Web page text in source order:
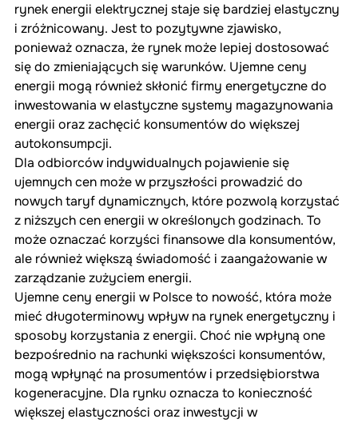
rynek energii elektrycznej staje się bardziej elastyczny
i zróżnicowany. Jest to pozytywne zjawisko,
ponieważ oznacza, że rynek może lepiej dostosować
się do zmieniających się warunków. Ujemne ceny
energii mogą również skłonić firmy energetyczne do
inwestowania w elastyczne systemy magazynowania
energii oraz zachęcić konsumentów do większej
autokonsumpcji.
Dla odbiorców indywidualnych pojawienie się
ujemnych cen może w przyszłości prowadzić do
nowych taryf dynamicznych, które pozwolą korzystać
z niższych cen energii w określonych godzinach. To
może oznaczać korzyści finansowe dla konsumentów,
ale również większą świadomość i zaangażowanie w
zarządzanie zużyciem energii.
Ujemne ceny energii w Polsce to nowość, która może
mieć długoterminowy wpływ na rynek energetyczny i
sposoby korzystania z energii. Choć nie wpłyną one
bezpośrednio na rachunki większości konsumentów,
mogą wpłynąć na prosumentów i przedsiębiorstwa
kogeneracyjne. Dla rynku oznacza to konieczność
większej elastyczności oraz inwestycji w